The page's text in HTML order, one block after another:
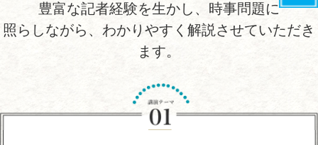
豊富な記者経験を生かし、時事問題に
照らしながら、わかりやすく解説させていただき
ます。